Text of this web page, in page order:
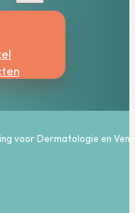
voor Dermatologie en